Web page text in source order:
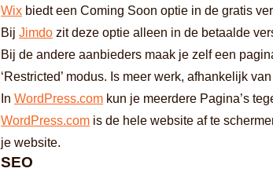
Wix biedt een Coming Soon optie in de gratis
Bij Jimdo zit deze optie alleen in de betaalde
Bij de andere aanbieders maak je zelf een
‘Restricted’ modus. Is meer werk, afhankelijk
In WordPress.com kun je meerdere Pagina’s
WordPress.com is de hele website af te
je website.
SEO